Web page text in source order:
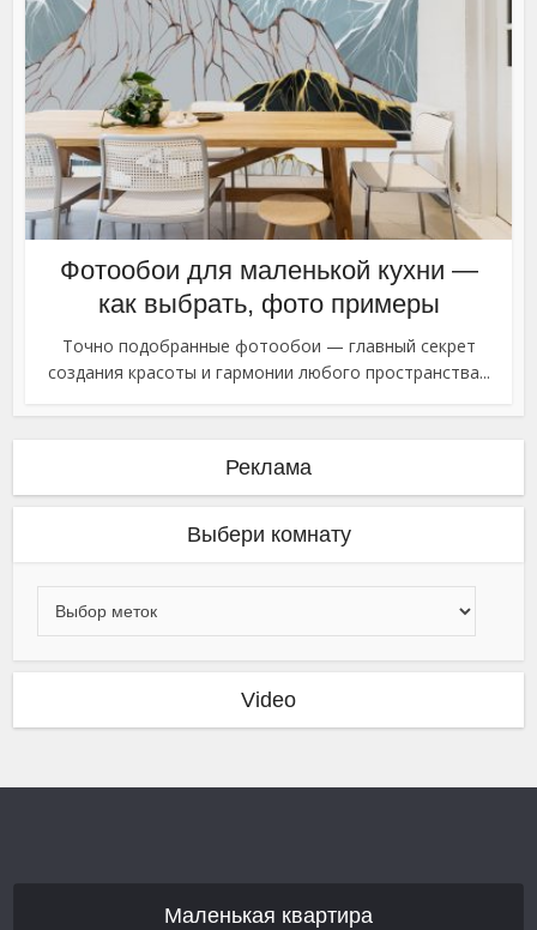
Фотообои для маленькой кухни —
как выбрать, фото примеры
Точно подобранные фотообои — главный секрет
создания красоты и гармонии любого пространства...
Реклама
Выбери комнату
Video
Маленькая квартира